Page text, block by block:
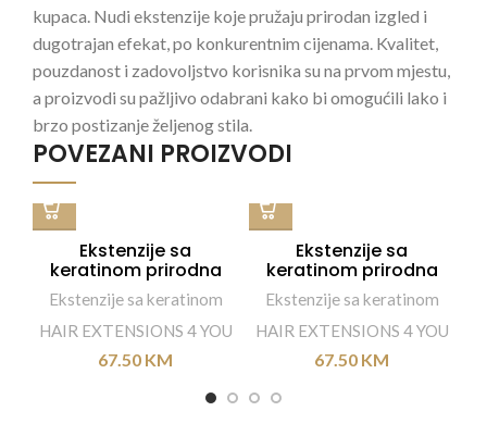
kupaca. Nudi ekstenzije koje pružaju prirodan izgled i
dugotrajan efekat, po konkurentnim cijenama. Kvalitet,
pouzdanost i zadovoljstvo korisnika su na prvom mjestu,
a proizvodi su pažljivo odabrani kako bi omogućili lako i
brzo postizanje željenog stila.
POVEZANI PROIZVODI
Ekstenzije sa
keratinom prirodna
kosa HE4Y 25 kom
50/55 cm – #8
Ekstenzije sa keratinom
HAIR EXTENSIONS 4 YOU
67.50 KM
Ekstenzije sa
keratinom prirodna
kosa HE4Y 25 kom
50/55 cm – #4
Ekstenzije sa keratinom
HAIR EXTENSIONS 4 YOU
67.50 KM